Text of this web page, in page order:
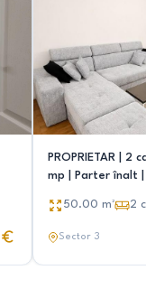
PROPRIETAR | 2
mp | Parter înalt |
50.00 m² 2
Sector 3